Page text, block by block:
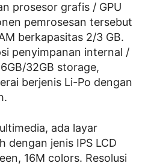
prosesor grafis / GPU
pemrosesan tersebut
berkapasitas 2/3 GB.
penyimpanan internal /
32GB storage,
berjenis Li-Po dengan
ada layar
dengan jenis IPS LCD
16M colors. Resolusi